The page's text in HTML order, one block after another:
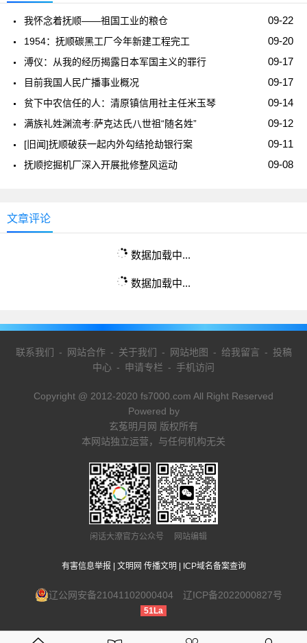
09-22
我怀念着抚顺——祖国工业的粮仓
09-20
1954：抚顺碳黑工厂今年新建工程完工
09-17
溥仪：从我的经历揭露日本军国主义的罪行
09-17
目前我国人民广播事业概况
09-14
贫下中农信任的人：清原镇信用社主任米玉琴
09-12
满族礼姓渊流考:萨克达氏八世祖“随名姓”
09-11
[旧闻]抚顺破获一起内外勾结抢劫银行案
09-08
抚顺挖掘机厂深入开展批修整风运动
文章评论
数据加载中...
数据加载中...
联系我们 - 网站合作- 关于我们 - 网站地图 - 给我留言 - 投稿
中心 - 申请专栏 - 手机访问
Copyright @ 2012-2020 fs7000.com All Right Reserved
Powered by
玄菟明月网 版权所有
本网站独立运营，与任何机构无关
闲话大潦官方公众号 网站编辑
有害信息举报 文明网 传播文明 ICP域名备案查询
辽公网安备21041102000404 辽ICP备2022000827号
51La